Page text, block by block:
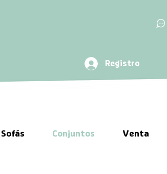
💬
Registro
Sofás Conjuntos Venta